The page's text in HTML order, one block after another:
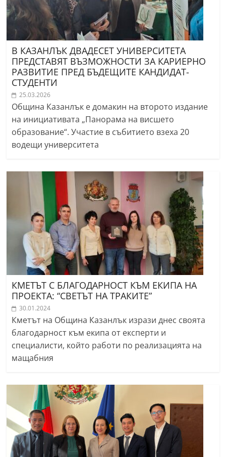
В КАЗАНЛЪК ДВАДЕСЕТ УНИВЕРСИТЕТА
ПРЕДСТАВЯТ ВЪЗМОЖНОСТИ ЗА КАРИЕРНО
РАЗВИТИЕ ПРЕД БЪДЕЩИТЕ КАНДИДАТ-
СТУДЕНТИ
25.03.2026
Община Казанлък е домакин на второто издание
на инициативата „Панорама на висшето
образование“. Участие в събитието взеха 20
водещи университета
КМЕТЪТ С БЛАГОДАРНОСТ КЪМ ЕКИПА НА
ПРОЕКТА: “СВЕТЪТ НА ТРАКИТЕ”
30.01.2024
Кметът на Община Казанлък изрази днес своята
благодарност към екипа от експерти и
специалисти, който работи по реализацията на
мащабния